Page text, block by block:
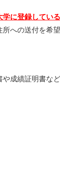
学に登録してい
への送付を希
成績証明書な